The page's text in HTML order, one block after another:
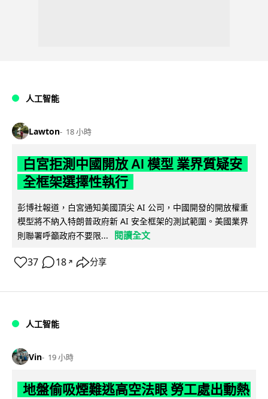
人工智能
Lawton 18 小時
白宮拒測中國開放 AI 模型 業界質疑安
全框架選擇性執行
彭博社報道，白宮通知美國頂尖 AI 公司，中國開發的開放權重
模型將不納入特朗普政府新 AI 安全框架的測試範圍。美國業界
則聯署呼籲政府不要限...
閱讀全文
37 18 ↗ 分享
人工智能
Vin 19 小時
地盤偷吸煙難逃高空法眼 勞工處出動熱